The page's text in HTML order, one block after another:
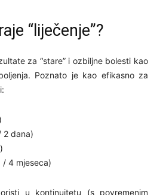
“liječenje”?
za “stare” i ozbiljne bolesti kao
Poznato je kao efikasno za
2 dana)
4 mjeseca)
u kontinuitetu (s povremenim